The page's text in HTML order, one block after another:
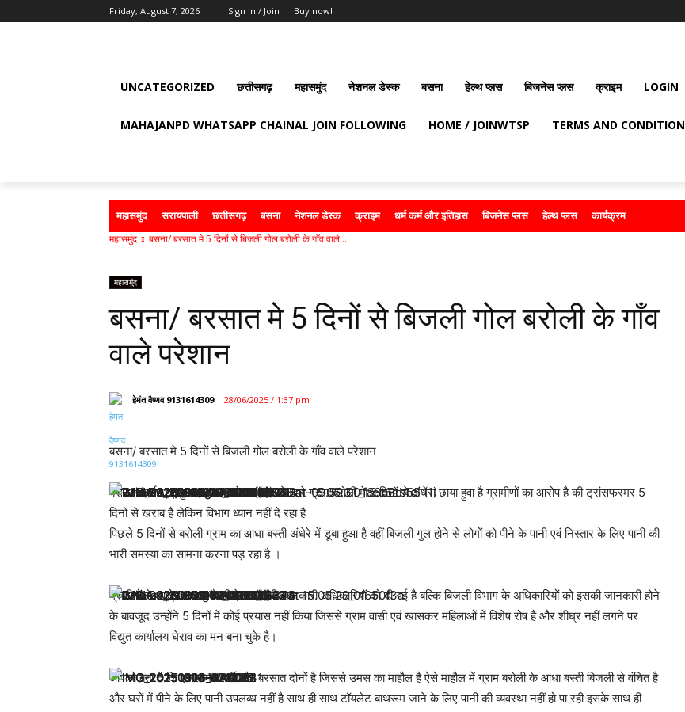
Friday, August 7, 2026 Sign in / Join Buy now!
UNCATEGORIZED छत्तीसगढ़ महासमुंद नेशनल डेस्क बसना हेल्थ प्लस बिजनेस प्लस क्राइम LOGIN
MAHAJANPD WHATSAPP CHAINAL JOIN FOLLOWING HOME / JOINWTSP TERMS AND CONDITION
महासमुंद सरायपाली छत्तीसगढ़ बसना नेशनल डेस्क क्राइम धर्म कर्म और इतिहास बिजनेस प्लस हेल्थ प्लस कार्यक्रम
महासमुंद बसना/ बरसात मे 5 दिनों से बिजली गोल बरोली के गाँव वाले...
महासमुंद
बसना/ बरसात मे 5 दिनों से बिजली गोल बरोली के गाँव
वाले परेशान
हेमंत वैष्णव 9131614309 28/06/2025 / 1:37 pm
बसना/ बरसात मे 5 दिनों से बिजली गोल बरोली के गाँव वाले परेशान
बसना अंतर्गत गढ़फुलझर सब स्टेशन म आने वाले ग्राम बरोली मे 5 दिनों से अंधेरा छाया हुवा है ग्रामीणों का आरोप है की ट्रांसफरमर 5
दिनों से खराब है लेकिन विभाग ध्यान नहीं दे रहा है
पिछले 5 दिनों से बरोली ग्राम का आधा बस्ती अंधेरे में डूबा हुआ है वहीं बिजली गुल होने से लोगों को पीने के पानी एवं निस्तार के लिए पानी की
भारी समस्या का सामना करना पड़ रहा है ।
ग्रामीणों ने आरोप लगाया है की ऐसा इसकी जानकारी अधिकारियों को दी गई है बल्कि बिजली विभाग के अधिकारियों को इसकी जानकारी होने
के बावजूद उन्होंने 5 दिनों में कोई प्रयास नहीं किया जिससे ग्राम वासी एवं खासकर महिलाओं में विशेष रोष है और शीघ्र नहीं लगने पर
विद्युत कार्यालय घेराव का मन बना चुके है।
आपको बता दें कि इस समय गर्मी और बरसात दोनों है जिससे उमस का माहौल है ऐसे माहौल में ग्राम बरोली के आधा बस्ती बिजली से वंचित है
और घरों में पीने के लिए पानी उपलब्ध नहीं है साथ ही साथ टॉयलेट बाथरूम जाने के लिए पानी की व्यवस्था नहीं हो पा रही इसके साथ ही